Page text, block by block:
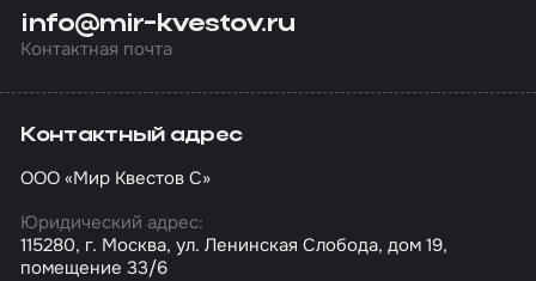
info@mir-kvestov.ru
Контактная почта
Контактный адрес
ООО «Мир Квестов С»
Юридический адрес:
115280, г. Москва, ул. Ленинская Слобода, дом 19,
помещение 33/6